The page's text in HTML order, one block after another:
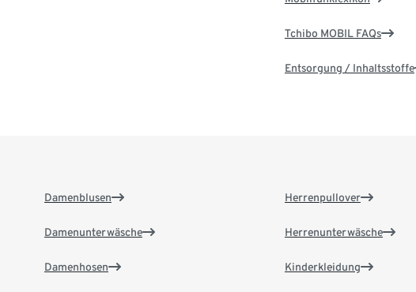
Tchibo MOBIL FAQs
Entsorgung / Inhaltsstoffe
Damenblusen
Damenunterwäsche
Damenhosen
Herrenpullover
Herrenunterwäsche
Kinderkleidung